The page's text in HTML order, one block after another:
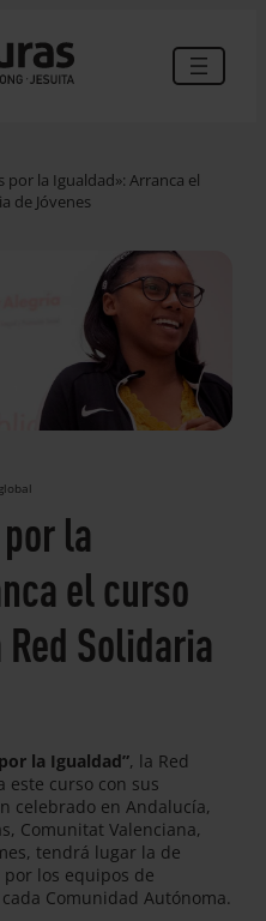
por la Igualdad»: Arranca el
de Jóvenes
la
el curso
Solidaria
la Igualdad”, la Red
este curso con sus
celebrado en Andalucía,
Comunitat Valenciana,
tendrá lugar la de
por los equipos de
Comunidad Autónoma.